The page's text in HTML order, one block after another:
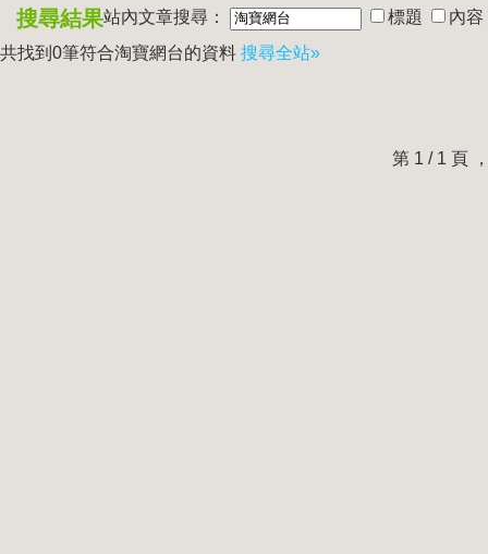
搜尋結果站內文章搜尋： 標題
內容
共找到0筆符合淘寶網台的資料 搜尋全站»
第 1 / 1